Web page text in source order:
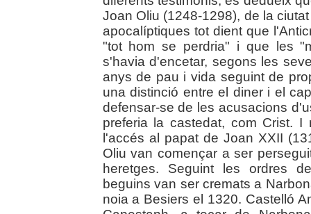
Joan Oliu (1248-1298), de la
apocalíptiques tot dient que
"tot hom se perdria" i que les
s'havia d'encetar, segons les
anys de pau i vida seguint de
una distinció entre el diner i el
defensar-se de les acusacions
preferia la castedat, com Crist.
l'accés al papat de Joan XXII
Oliu van començar a ser
heretges. Seguint les ordres
beguins van ser cremats a
noia a Besiers el 1320. Castelló